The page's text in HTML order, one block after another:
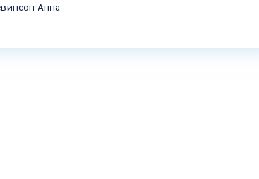
Анна